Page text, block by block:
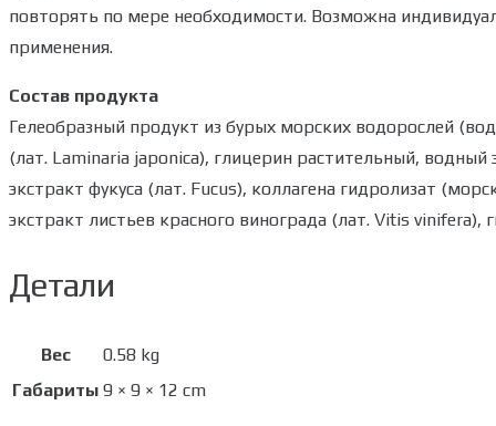
повторять по мере необходимости. Возможна
применения.
Состав продукта
Гелеобразный продукт из бурых морских водорослей
(лат. Laminaria japonica), глицерин растительный,
экстракт фукуса (лат. Fucus), коллагена гидролизат
экстракт листьев красного винограда (лат. Vitis vinifera),
Детали
Вес
0.58 kg
Габариты 9 × 9 × 12 cm